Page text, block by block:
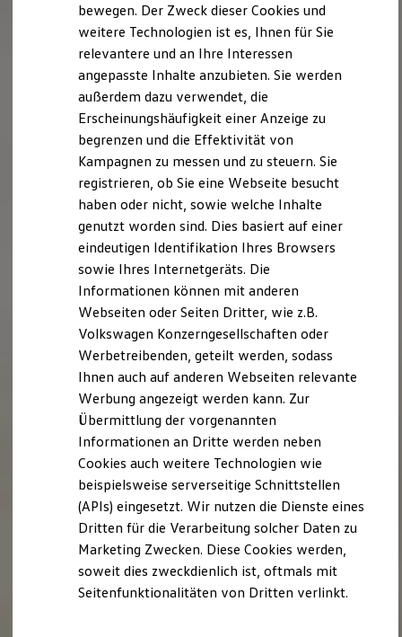
Sicherheit
Garantie und Lebensdauer
Nachhaltigkeit
Kosten und Kauf
Verbrauchskosten
Kaufoptionen
E-Auto-Förderung
Software und Konnektivität
Die ID. Software 6
ID. Software Versionen und Updates
Digitale Extras
Schnittstellen zu Ihrem ID.
Hybridautos
Marke und Erlebnis
Volkswagen R und R Experience
R-Modelle
R Experience
Driving Experience
Werkbesichtigung
Factory visit
Lifestyle Shop
Golf Kollektion
ID. Kollektion
Volkswagen Kollektion
GTI Kollektion
Fußball Drop
we drive football
#wedriveproud
Besitzer und Service
myVolkswagen
Software Updates
Inspektion und HU/AU
bewegen. Der Zweck dieser Cookies und
weitere Technologien ist es, Ihnen für Sie
relevantere und an Ihre Interessen
angepasste Inhalte anzubieten. Sie werden
außerdem dazu verwendet, die
Erscheinungshäufigkeit einer Anzeige zu
begrenzen und die Effektivität von
Kampagnen zu messen und zu steuern. Sie
registrieren, ob Sie eine Webseite besucht
haben oder nicht, sowie welche Inhalte
genutzt worden sind. Dies basiert auf einer
eindeutigen Identifikation Ihres Browsers
sowie Ihres Internetgeräts. Die
Informationen können mit anderen
Webseiten oder Seiten Dritter, wie z.B.
Volkswagen Konzerngesellschaften oder
Werbetreibenden, geteilt werden, sodass
Ihnen auch auf anderen Webseiten relevante
Werbung angezeigt werden kann. Zur
Übermittlung der vorgenannten
Informationen an Dritte werden neben
Cookies auch weitere Technologien wie
beispielsweise serverseitige Schnittstellen
(APIs) eingesetzt. Wir nutzen die Dienste eines
Dritten für die Verarbeitung solcher Daten zu
Marketing Zwecken. Diese Cookies werden,
soweit dies zweckdienlich ist, oftmals mit
Seitenfunktionalitäten von Dritten verlinkt.